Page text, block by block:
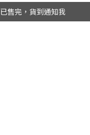
已售完，貨到通知我